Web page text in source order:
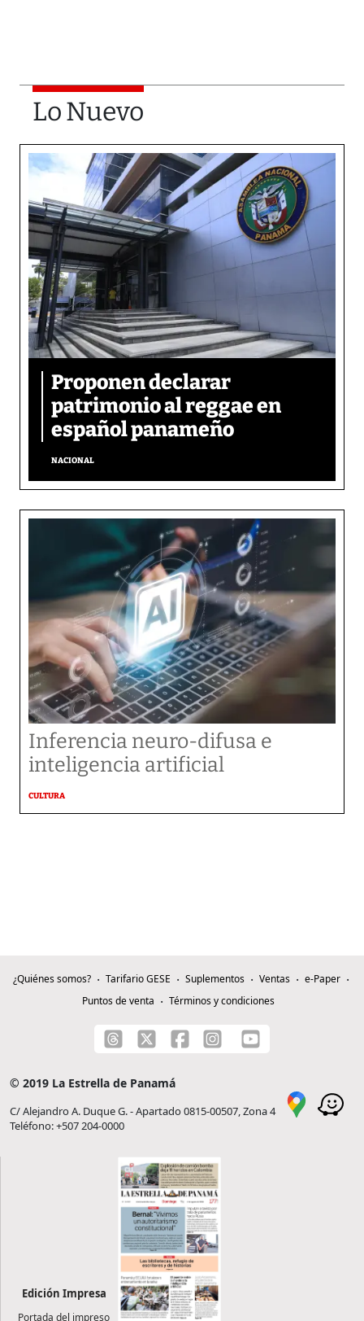
Lo Nuevo
Proponen declarar
patrimonio al reggae en
español panameño
NACIONAL
Inferencia neuro-difusa e
inteligencia artificial
CULTURA
¿Quiénes somos? Tarifario GESE Suplementos Ventas
e-Paper
Puntos de venta
Términos y condiciones
© 2019 La Estrella de Panamá
C/ Alejandro A. Duque G. - Apartado 0815-00507, Zona 4
Teléfono: +507 204-0000
Edición Impresa
Portada del impreso